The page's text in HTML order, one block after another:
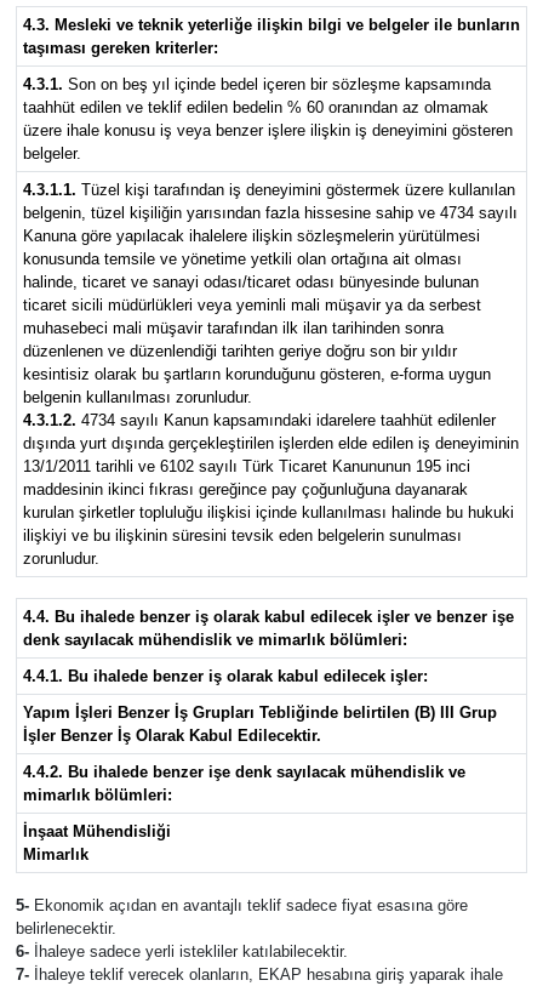
4.3. Mesleki ve teknik yeterliğe ilişkin bilgi ve belgeler ile bunların
taşıması gereken kriterler:
4.3.1. Son on beş yıl içinde bedel içeren bir sözleşme kapsamında
taahhüt edilen ve teklif edilen bedelin % 60 oranından az olmamak
üzere ihale konusu iş veya benzer işlere ilişkin iş deneyimini gösteren
belgeler.
4.3.1.1. Tüzel kişi tarafından iş deneyimini göstermek üzere kullanılan
belgenin, tüzel kişiliğin yarısından fazla hissesine sahip ve 4734 sayılı
Kanuna göre yapılacak ihalelere ilişkin sözleşmelerin yürütülmesi
konusunda temsile ve yönetime yetkili olan ortağına ait olması
halinde, ticaret ve sanayi odası/ticaret odası bünyesinde bulunan
ticaret sicili müdürlükleri veya yeminli mali müşavir ya da serbest
muhasebeci mali müşavir tarafından ilk ilan tarihinden sonra
düzenlenen ve düzenlendiği tarihten geriye doğru son bir yıldır
kesintisiz olarak bu şartların korunduğunu gösteren, e-forma uygun
belgenin kullanılması zorunludur.
4.3.1.2. 4734 sayılı Kanun kapsamındaki idarelere taahhüt edilenler
dışında yurt dışında gerçekleştirilen işlerden elde edilen iş deneyiminin
13/1/2011 tarihli ve 6102 sayılı Türk Ticaret Kanununun 195 inci
maddesinin ikinci fıkrası gereğince pay çoğunluğuna dayanarak
kurulan şirketler topluluğu ilişkisi içinde kullanılması halinde bu hukuki
ilişkiyi ve bu ilişkinin süresini tevsik eden belgelerin sunulması
zorunludur.
4.4. Bu ihalede benzer iş olarak kabul edilecek işler ve benzer işe
denk sayılacak mühendislik ve mimarlık bölümleri:
4.4.1. Bu ihalede benzer iş olarak kabul edilecek işler:
Yapım İşleri Benzer İş Grupları Tebliğinde belirtilen (B) III Grup
İşler Benzer İş Olarak Kabul Edilecektir.
4.4.2. Bu ihalede benzer işe denk sayılacak mühendislik ve
mimarlık bölümleri:
İnşaat Mühendisliği
Mimarlık
5-Ekonomik açıdan en avantajlı teklif sadece fiyat esasına göre
belirlenecektir.
6-İhaleye sadece yerli istekliler katılabilecektir.
7-İhaleye teklif verecek olanların, EKAP hesabına giriş yaparak ihale